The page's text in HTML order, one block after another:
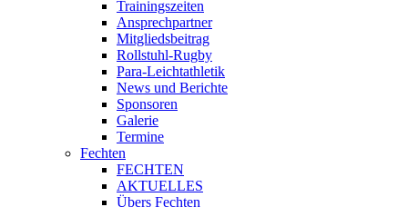
Trainingszeiten
Ansprechpartner
Mitgliedsbeitrag
Rollstuhl-Rugby
Para-Leichtathletik
News und Berichte
Sponsoren
Galerie
Termine
Fechten
FECHTEN
AKTUELLES
Übers Fechten